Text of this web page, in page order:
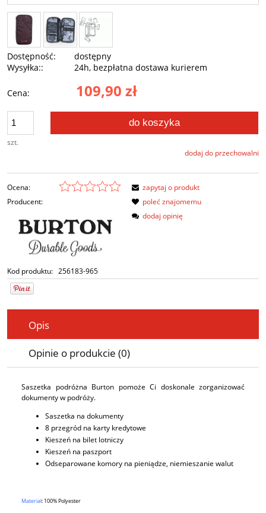
Dostępność:
dostępny
Wysyłka::
24h, bezpłatna dostawa kurierem
Cena: 109,90 zł
szt.
do koszyka
dodaj do przechowalni
Ocena:
Producent:
Kod produktu: 256183-965
zapytaj o produkt
poleć znajomemu
dodaj opinię
Opis
Opinie o produkcie (0)
Saszetka podróżna Burton pomoże Ci doskonale zorganizować
dokumenty w podróży.
Saszetka na dokumenty
8 przegród na karty kredytowe
Kieszeń na bilet lotniczy
Kieszeń na paszport
Odseparowane komory na pieniądze, niemieszanie walut
Materiał: 100% Polyester